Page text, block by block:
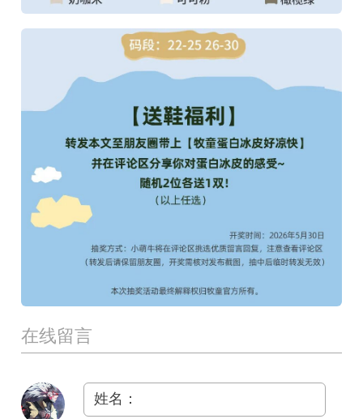
在线留言
姓名：